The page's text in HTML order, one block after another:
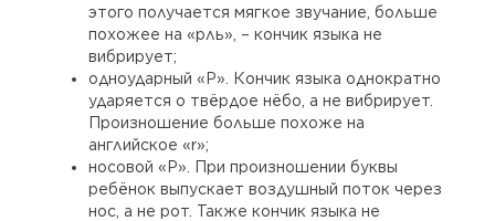
этого получается мягкое звучание, больше
похожее на «рль», – кончик языка не
вибрирует;
одноударный «Р». Кончик языка однократно
ударяется о твёрдое нёбо, а не вибрирует.
Произношение больше похоже на
английское «r»;
носовой «Р». При произношении буквы
ребёнок выпускает воздушный поток через
нос, а не рот. Также кончик языка не